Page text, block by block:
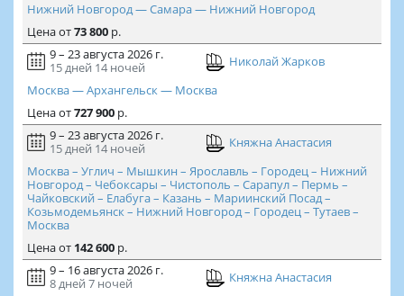
Нижний Новгород — Самара — Нижний Новгород
Ценаот73 800р.
9 – 23 августа 2026 г.
15 дней 14 ночей
Николай Жарков
Москва — Архангельск — Москва
Ценаот727 900р.
9 – 23 августа 2026 г.
15 дней 14 ночей
Княжна Анастасия
Москва – Углич – Мышкин – Ярославль – Городец – Нижний
Новгород – Чебоксары – Чистополь – Сарапул – Пермь –
Чайковский – Елабуга – Казань – Мариинский Посад –
Козьмодемьянск – Нижний Новгород – Городец – Тутаев –
Москва
Ценаот 142 600р.
9 – 16 августа 2026 г.
8 дней 7 ночей
Княжна Анастасия